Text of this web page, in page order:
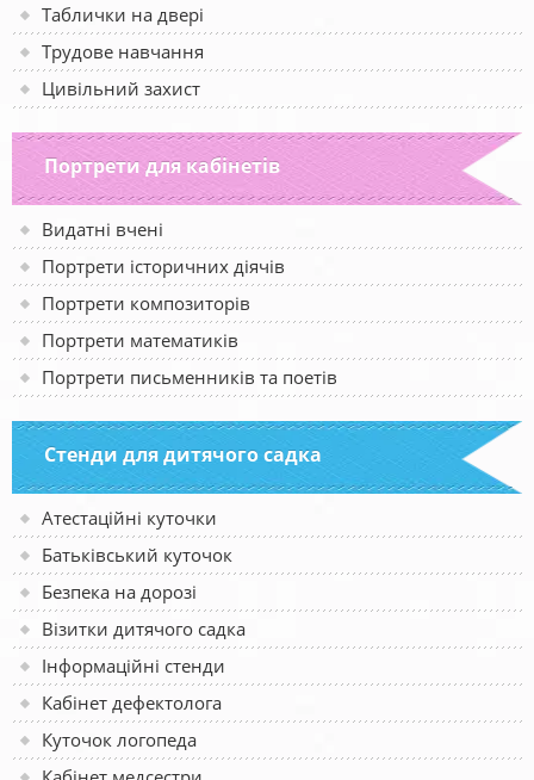
Таблички на двері
Трудове навчання
Цивільний захист
Портрети для кабінетів
Видатні вчені
Портрети історичних діячів
Портрети композиторів
Портрети математиків
Портрети письменників та поетів
Стенди для дитячого садка
Атестаційні куточки
Батьківський куточок
Безпека на дорозі
Візитки дитячого садка
Інформаційні стенди
Кабінет дефектолога
Куточок логопеда